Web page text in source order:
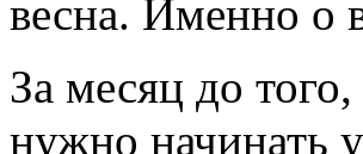
весна. Именно о
За месяц до
нужно начинать